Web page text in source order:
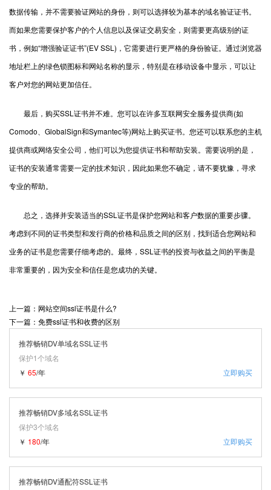
数据传输，并不需要验证网站的身份，则可以选择较为基本的域名验证证书。
而如果您需要保护客户的个人信息以及保证交易安全，则需要更高级别的证
书，例如“增强验证证书”(EV SSL)，它需要进行更严格的身份验证。通过浏览器
地址栏上的绿色锁图标和网站名称的显示，特别是在移动设备中显示，可以让
客户对您的网站更加信任。
最后，购买SSL证书并不难。您可以在许多互联网安全服务提供商(如
Comodo、GlobalSign和Symantec等)网站上购买证书。您还可以联系您的主机
提供商或网络安全公司，他们可以为您提供证书和帮助安装。需要说明的是，
证书的安装通常需要一定的技术知识，因此如果您不确定，请不要犹豫，寻求
专业的帮助。
总之，选择并安装适当的SSL证书是保护您网站和客户数据的重要步骤。
考虑到不同的证书类型和发行商的价格和品质之间的区别，找到适合您网站和
业务的证书是您需要仔细考虑的。最终，SSL证书的投资与收益之间的平衡是
非常重要的，因为安全和信任是您成功的关键。
上一篇：网站空间ssl证书是什么?
下一篇：免费ssl证书和收费的区别
推荐畅销DV单域名SSL证书
保护1个域名
立即购买
￥ 65/年
推荐畅销DV多域名SSL证书
保护3个域名
立即购买
￥ 180/年
推荐畅销DV通配符SSL证书